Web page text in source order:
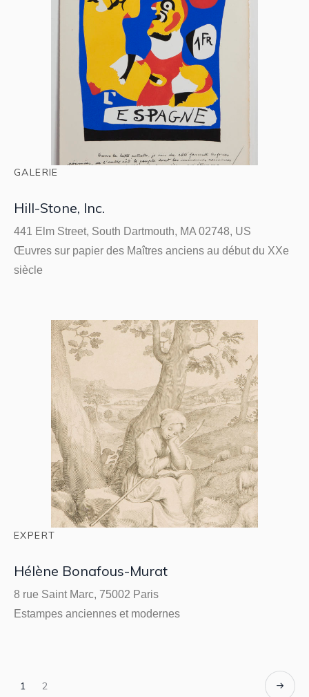
GALERIE
Hill-Stone, Inc.
441 Elm Street, South Dartmouth, MA 02748, US
Œuvres sur papier des Maîtres anciens au début du XXe
siècle
EXPERT
Hélène Bonafous-Murat
8 rue Saint Marc, 75002 Paris
Estampes anciennes et modernes
1 2